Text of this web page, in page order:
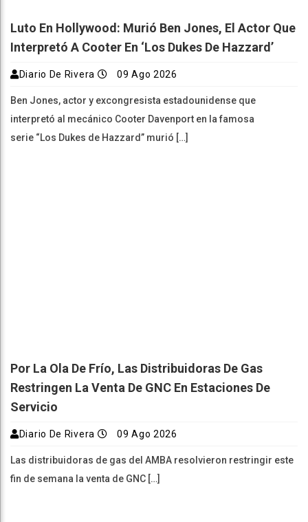
Luto En Hollywood: Murió Ben Jones, El Actor Que
Interpretó A Cooter En ‘Los Dukes De Hazzard’
Diario De Rivera 09 Ago 2026
Ben Jones, actor y excongresista estadounidense que
interpretó al mecánico Cooter Davenport en la famosa
serie “Los Dukes de Hazzard” murió […]
Por La Ola De Frío, Las Distribuidoras De Gas
Restringen La Venta De GNC En Estaciones De
Servicio
Diario De Rivera 09 Ago 2026
Las distribuidoras de gas del AMBA resolvieron restringir este
fin de semana la venta de GNC […]